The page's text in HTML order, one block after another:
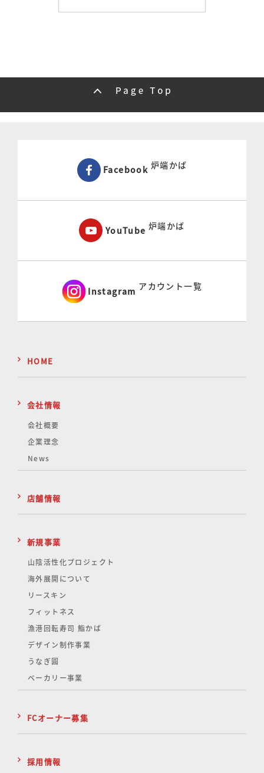
Facebook 炉端かば
YouTube 炉端かば
Instagram アカウント一覧
HOME
会社情報
会社概要
企業理念
News
店舗情報
新規事業
山陰活性化プロジェクト
海外展開について
リースキン
フィットネス
漁港回転寿司 鮨かば
デザイン制作事業
うなぎ圓
ベーカリー事業
FCオーナー募集
採用情報